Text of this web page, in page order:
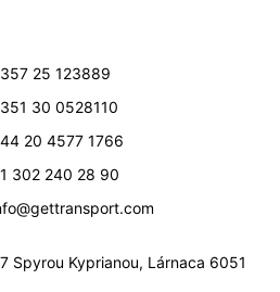
25 123889
30 0528110
20 4577 1766
302 240 28 90
Spyrou Kyprianou, Lárnaca 6051